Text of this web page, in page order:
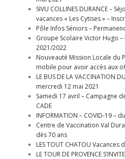
SIVU COLLINES DURANCE –
vacances « Les Cytises » –
Pôle Infos Séniors –
Groupe Scolaire Victor Hugo
2021/2022
Nouveauté Mission Locale du
mobile pour avoir accès aux
LE BUS DE LA VACCINATION
mercredi 12 mai 2021
Samedi 17 avril – Campagne
CADE
INFORMATION – COVID-19 –
Centre de Vaccination Val
dès 70 ans
LES TOUT CHATOU
LE TOUR DE PROVENCE